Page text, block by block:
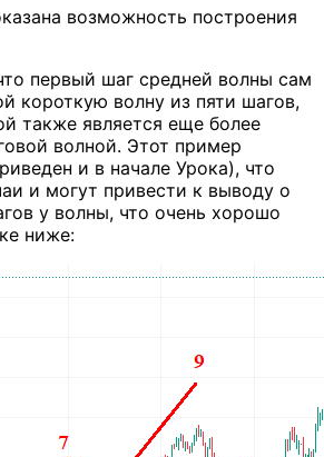
возможность построения
первый шаг средней волны сам
короткую волну из пяти шагов,
также является еще более
волной. Этот пример
и в начале Урока), что
и могут привести к выводу о
у волны, что очень хорошо
ниже: